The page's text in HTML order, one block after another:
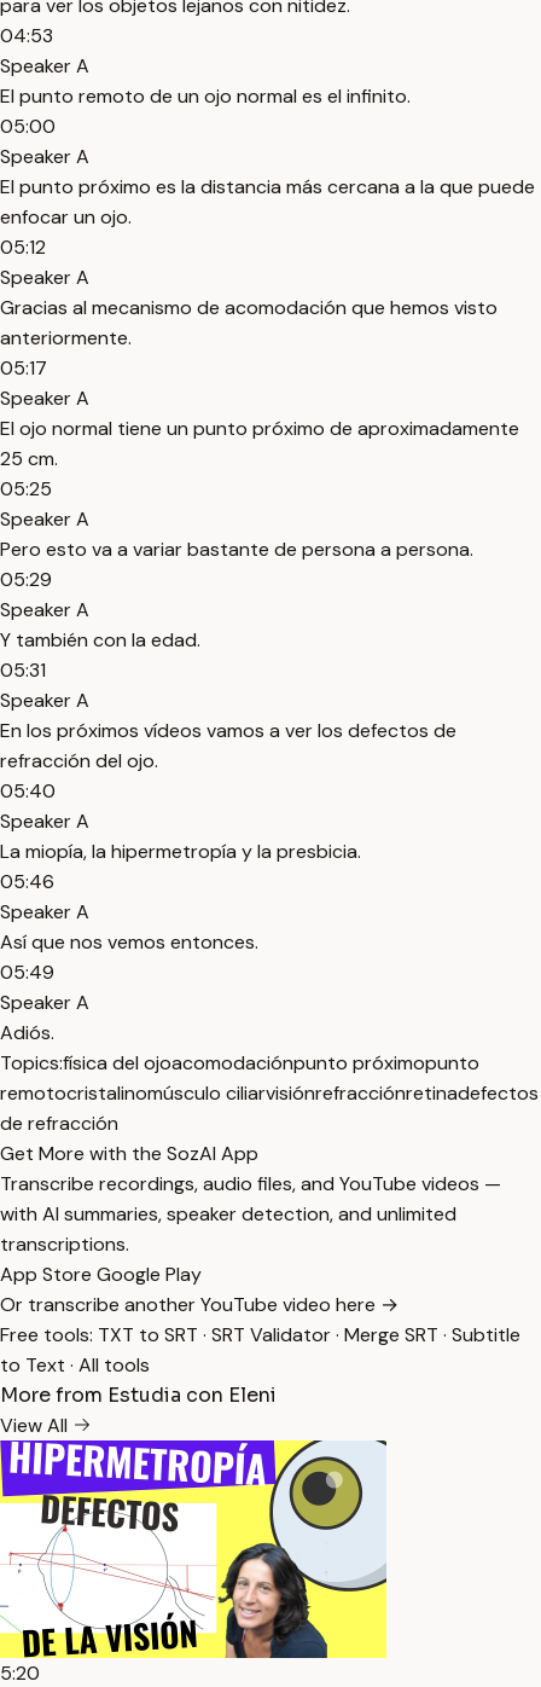
para ver los objetos lejanos con nitidez.
04:53
Speaker A
El punto remoto de un ojo normal es el infinito.
05:00
Speaker A
El punto próximo es la distancia más cercana a la que puede
enfocar un ojo.
05:12
Speaker A
Gracias al mecanismo de acomodación que hemos visto
anteriormente.
05:17
Speaker A
El ojo normal tiene un punto próximo de aproximadamente
25 cm.
05:25
Speaker A
Pero esto va a variar bastante de persona a persona.
05:29
Speaker A
Y también con la edad.
05:31
Speaker A
En los próximos vídeos vamos a ver los defectos de
refracción del ojo.
05:40
Speaker A
La miopía, la hipermetropía y la presbicia.
05:46
Speaker A
Así que nos vemos entonces.
05:49
Speaker A
Adiós.
Topics:física del ojoacomodaciónpunto próximopunto
remotocristalinomúsculo ciliarvisiónrefracciónretinadefectos
de refracción
Get More with the SozAI App
Transcribe recordings, audio files, and YouTube videos —
with AI summaries, speaker detection, and unlimited
transcriptions.
App Store Google Play
Or transcribe another YouTube video here →
Free tools: TXT to SRT · SRT Validator· Merge SRT · Subtitle
to Text · All tools
More from Estudia con Eleni
View All
5:20